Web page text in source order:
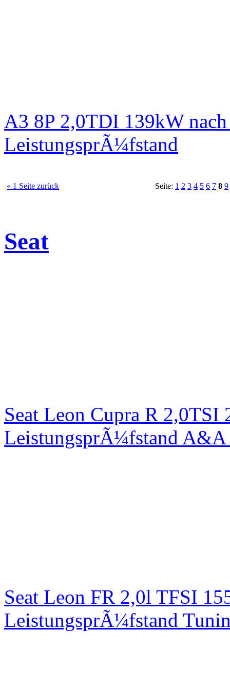
A3 8P 2,0TDI 139kW
LeistungsprÃ¼fstand
« 1 Seite zurück Seite: 1 2 3 4 5 6 7 8 9
Seat
Seat Leon Cupra R
LeistungsprÃ¼fstand
Seat Leon FR 2,0l TFSI
LeistungsprÃ¼fstand